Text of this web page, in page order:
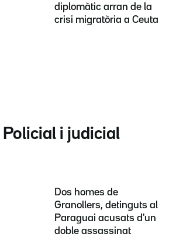
diplomàtic arran de la
crisi migratòria a Ceuta
Policial i judicial
Dos homes de
Granollers, detinguts al
Paraguai acusats d'un
doble assassinat